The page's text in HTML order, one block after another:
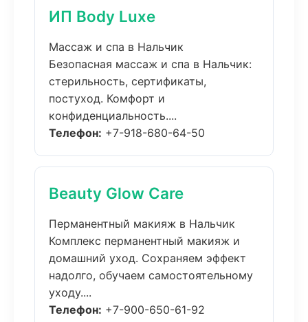
ИП Body Luxe
Массаж и спа в Нальчик
Безопасная массаж и спа в Нальчик:
стерильность, сертификаты,
постуход. Комфорт и
конфиденциальность....
Телефон: +7-918-680-64-50
Beauty Glow Care
Перманентный макияж в Нальчик
Комплекс перманентный макияж и
домашний уход. Сохраняем эффект
надолго, обучаем самостоятельному
уходу....
Телефон: +7-900-650-61-92